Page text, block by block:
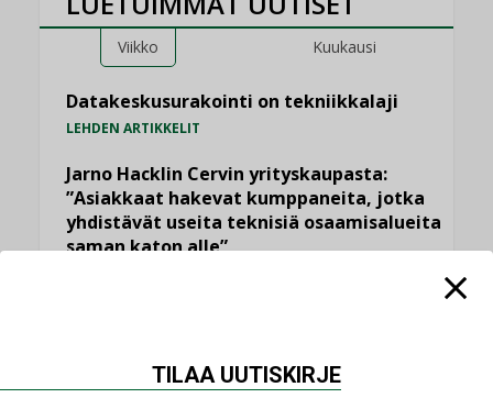
Viikko Kuukausi
Datakeskusurakointi on tekniikkalaji
LEHDEN ARTIKKELIT
Jarno Hacklin Cervin yrityskaupasta:
”Asiakkaat hakevat kumppaneita, jotka
yhdistävät useita teknisiä osaamisalueita
saman katon alle”
erilliset teknologiat tuodaan yhteen”
AJANKOHTAISTA,TILAAJILLE
TILAA UUTISKIRJE